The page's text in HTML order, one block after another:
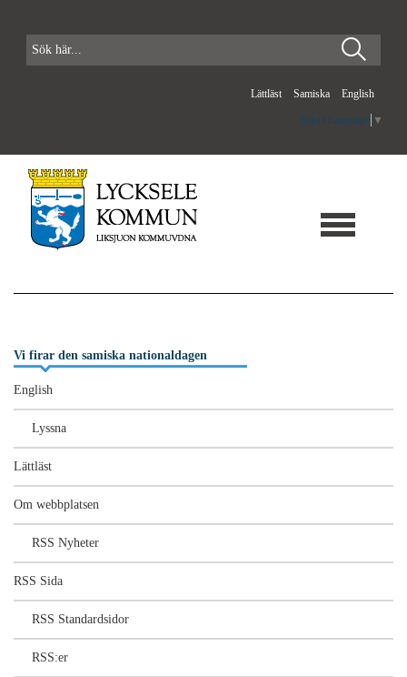
Lättläst Samiska English
Select Language ▼
Vi firar den samiska nationaldagen
English
Lyssna
Lättläst
Om webbplatsen
RSS Nyheter
RSS Sida
RSS Standardsidor
RSS:er